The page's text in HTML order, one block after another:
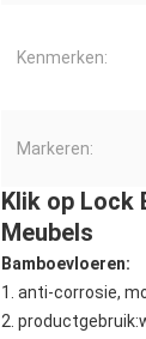
Kenmerken:
Markeren:
Klik op Lock
Meubels
Bamboevloeren:
1. anti-corrosie,
2.